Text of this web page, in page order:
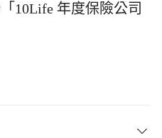
10Life 年度保險公司